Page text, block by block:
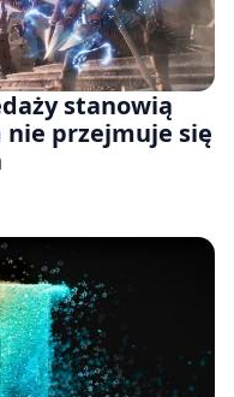
stanowią
nie przejmuje się